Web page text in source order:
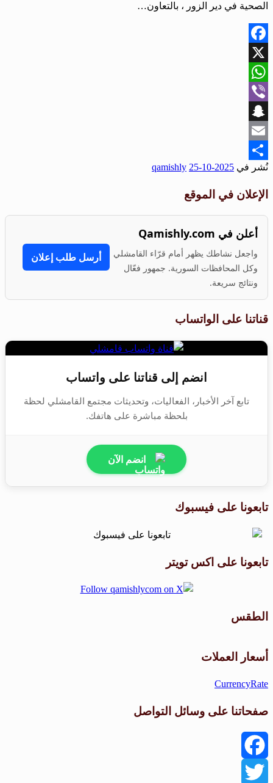
الصحية في دير الزور ، بالتعاون…
Facebook
X
WhatsApp
Viber
Snapchat
Email
Share
نُشر في 2025-10-25
qamishly
الإعلان في الموقع
أعلن في Qamishly.com
واجعل نشاطك يظهر أمام قرّاء القامشلي
وكل المحافظات السورية. جمهور فعّال
ونتائج سريعة.
أرسل طلب إعلان
قناتنا على الواتساب
انضم إلى قناتنا على واتساب
تابع آخر الأخبار، الفعاليات، وتحديثات مجتمع القامشلي لحظة
بلحظة مباشرة على هاتفك.
انضم الآن
تابعونا على فيسبوك
تابعونا على اكس تويتر
الطقس
أسعار العملات
CurrencyRate
صفحاتنا على وسائل التواصل
Facebook